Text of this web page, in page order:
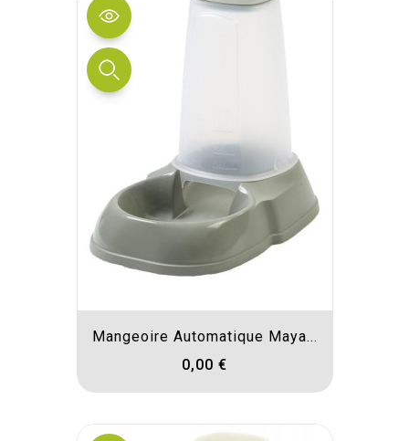
Mangeoire Automatique Maya...
0,00 €